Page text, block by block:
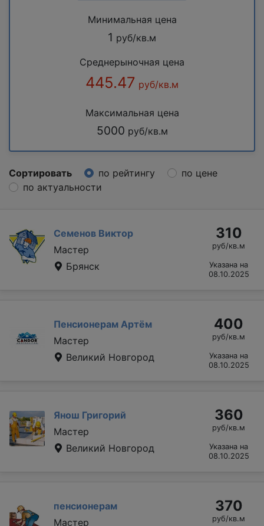
Минимальная цена
1 руб/кв.м
Среднерыночная цена
445.47 руб/кв.м
Максимальная цена
5000 руб/кв.м
Сортировать по рейтингу
по цене
по актуальности
Семенов Виктор
Мастер
Брянск
310
руб/кв.м
Указана на
08.10.2025
Пенсионерам Артём
Мастер
Великий Новгород
400
руб/кв.м
Указана на
08.10.2025
Янош Григорий
Мастер
Великий Новгород
360
руб/кв.м
Указана на
08.10.2025
пенсионерам
Мастер
370
руб/кв.м